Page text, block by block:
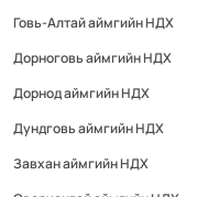
Говь-Алтай аймгийн НДХ
Дорноговь аймгийн НДХ
Дорнод аймгийн НДХ
Дундговь аймгийн НДХ
Завхан аймгийн НДХ